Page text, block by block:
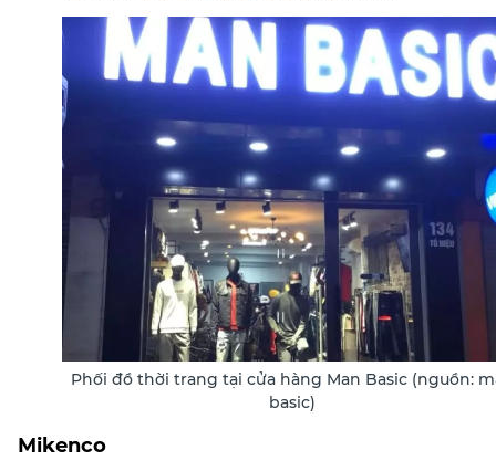
Phối đồ thời trang tại cửa hàng Man Basic (nguồn:
basic)
Mikenco